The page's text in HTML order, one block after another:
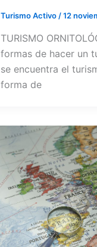
Turismo Activo/12
TURISMO
formas de hacer un
se encuentra el
forma de